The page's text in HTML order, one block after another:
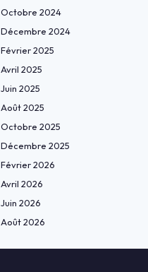
Octobre 2024
Décembre 2024
Février 2025
Avril 2025
Juin 2025
Août 2025
Octobre 2025
Décembre 2025
Février 2026
Avril 2026
Juin 2026
Août 2026